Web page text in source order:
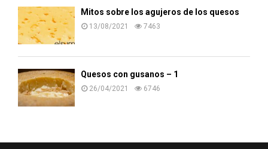
Mitos sobre los agujeros de los quesos
13/08/2021 7463
Quesos con gusanos – 1
26/04/2021 6746